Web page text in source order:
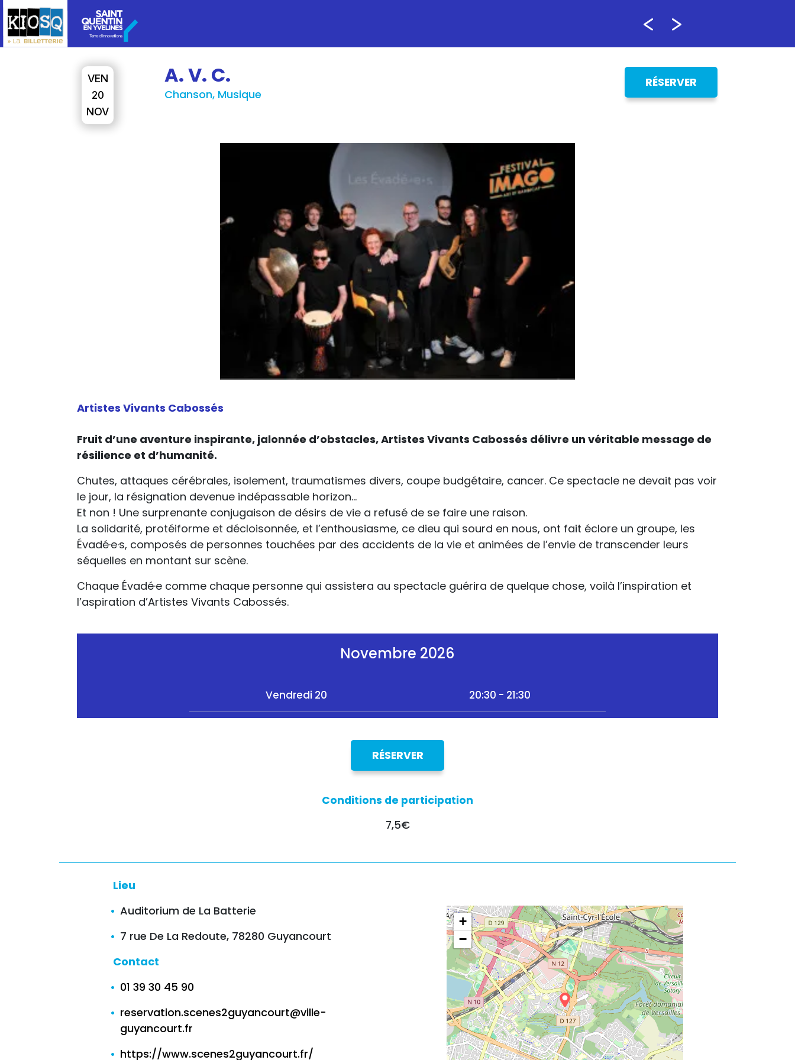
VEN
20
NOV
A. V. C.
Chanson, Musique
RÉSERVER
Artistes Vivants Cabossés
Fruit d’une aventure inspirante, jalonnée d’obstacles, Artistes Vivants Cabossés délivre un véritable message de
résilience et d’humanité.
Chutes, attaques cérébrales, isolement, traumatismes divers, coupe budgétaire, cancer. Ce spectacle ne devait pas voir
le jour, la résignation devenue indépassable horizon…
Et non ! Une surprenante conjugaison de désirs de vie a refusé de se faire une raison.
La solidarité, protéiforme et décloisonnée, et l’enthousiasme, ce dieu qui sourd en nous, ont fait éclore un groupe, les
Évadé·e·s, composés de personnes touchées par des accidents de la vie et animées de l’envie de transcender leurs
séquelles en montant sur scène.
Chaque Évadé·e comme chaque personne qui assistera au spectacle guérira de quelque chose, voilà l’inspiration et
l’aspiration d’Artistes Vivants Cabossés.
Novembre 2026
Vendredi 20 20:30 - 21:30
RÉSERVER
Conditions de participation
7,5€
Lieu
Auditorium de La Batterie
7 rue De La Redoute, 78280 Guyancourt
Contact
01 39 30 45 90
reservation.scenes2guyancourt@ville-
guyancourt.fr
https://www.scenes2guyancourt.fr/
+
−